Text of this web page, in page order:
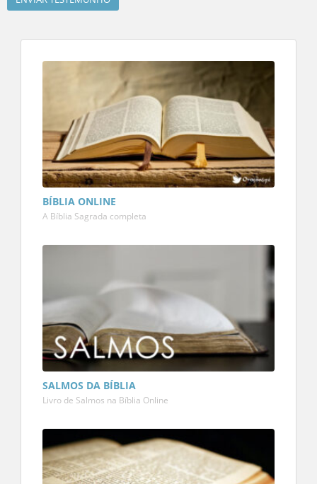
BÍBLIA ONLINE
A Bíblia Sagrada completa
SALMOS DA BÍBLIA
Livro de Salmos na Bíblia Online